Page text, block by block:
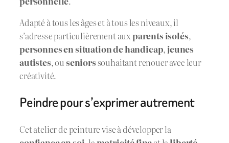
Adapté à tous les âges et à tous les niveaux, il
s’adresse particulièrement auxparents isolés,
personnes en situation de handicap, jeunes
autistes, ouseniorssouhaitant renouer avec leur
créativité.
Peindre pour s’exprimer autrement
Cet atelier de peinture vise à développer la